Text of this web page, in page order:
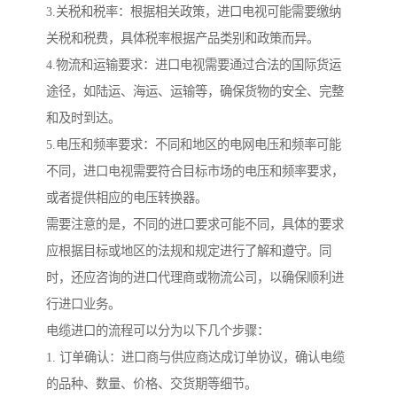
3.关税和税率：根据相关政策，进口电视可能需要缴纳
关税和税费，具体税率根据产品类别和政策而异。
4.物流和运输要求：进口电视需要通过合法的国际货运
途径，如陆运、海运、运输等，确保货物的安全、完整
和及时到达。
5.电压和频率要求：不同和地区的电网电压和频率可能
不同，进口电视需要符合目标市场的电压和频率要求，
或者提供相应的电压转换器。
需要注意的是，不同的进口要求可能不同，具体的要求
应根据目标或地区的法规和规定进行了解和遵守。同
时，还应咨询的进口代理商或物流公司，以确保顺利进
行进口业务。
电缆进口的流程可以分为以下几个步骤：
1. 订单确认：进口商与供应商达成订单协议，确认电缆
的品种、数量、价格、交货期等细节。